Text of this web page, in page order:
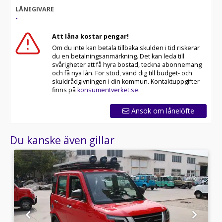
LÅNEGIVARE
-
Att låna kostar pengar!
Om du inte kan betala tillbaka skulden i tid riskerar
du en betalningsanmärkning. Det kan leda till
svårigheter att få hyra bostad, teckna abonnemang
och få nya lån. För stöd, vänd dig till budget- och
skuldrådgivningen i din kommun. Kontaktuppgifter
finns på konsumentverket.se.
Ansök om lånelöfte
Du kanske även gillar